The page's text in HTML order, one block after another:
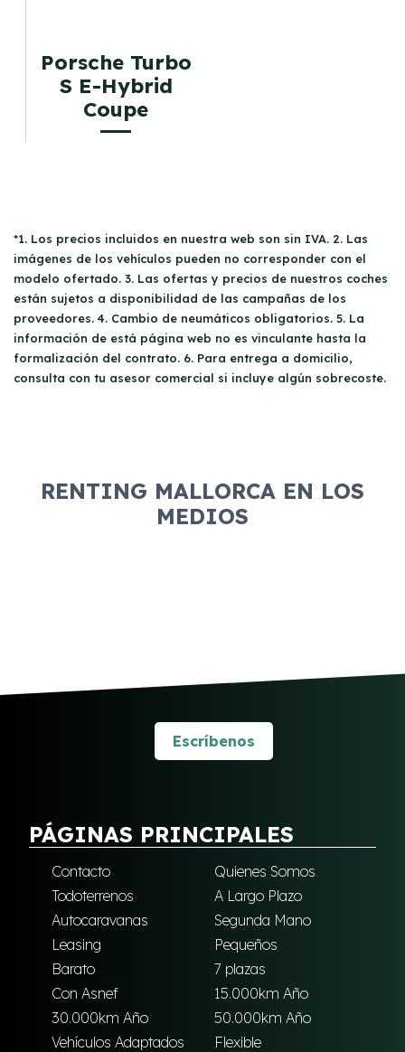
Porsche Turbo
S E-Hybrid
Coupe
*1. Los precios incluidos en nuestra web son sin IVA. 2. Las
imágenes de los vehículos pueden no corresponder con el
modelo ofertado. 3. Las ofertas y precios de nuestros coches
están sujetos a disponibilidad de las campañas de los
proveedores. 4. Cambio de neumáticos obligatorios. 5. La
información de está página web no es vinculante hasta la
formalización del contrato. 6. Para entrega a domicilio,
consulta con tu asesor comercial si incluye algún sobrecoste.
RENTING MALLORCA EN LOS
MEDIOS
Escríbenos
PÁGINAS PRINCIPALES
Contacto
Quienes Somos
Todoterrenos
A Largo Plazo
Autocaravanas
Segunda Mano
Leasing
Pequeños
Barato
7 plazas
Con Asnef
15.000km Año
30.000km Año
50.000km Año
Vehículos Adaptados
Flexible